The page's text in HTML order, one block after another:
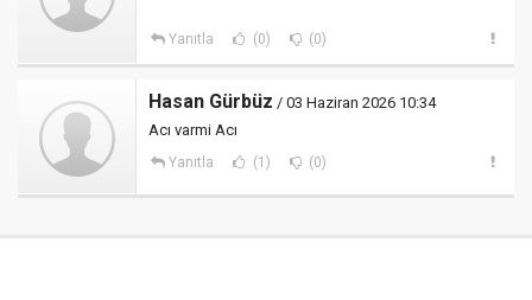
Yanıtla (0) (0)
Hasan Gürbüz / 03 Haziran 2026 10:34
Acı varmi Acı
Yanıtla (1) (0)